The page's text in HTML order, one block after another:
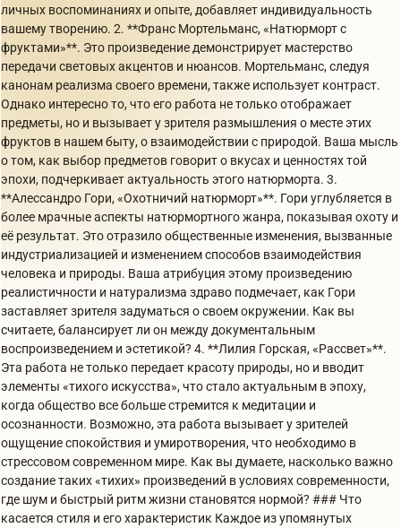
личных воспоминаниях и опыте, добавляет индивидуальность
вашему творению. 2. **Франс Мортельманс, «Натюрморт с
фруктами»**. Это произведение демонстрирует мастерство
передачи световых акцентов и нюансов. Мортельманс, следуя
канонам реализма своего времени, также использует контраст.
Однако интересно то, что его работа не только отображает
предметы, но и вызывает у зрителя размышления о месте этих
фруктов в нашем быту, о взаимодействии с природой. Ваша мысль
о том, как выбор предметов говорит о вкусах и ценностях той
эпохи, подчеркивает актуальность этого натюрморта. 3.
**Алессандро Гори, «Охотничий натюрморт»**. Гори углубляется в
более мрачные аспекты натюрмортного жанра, показывая охоту и
её результат. Это отразило общественные изменения, вызванные
индустриализацией и изменением способов взаимодействия
человека и природы. Ваша атрибуция этому произведению
реалистичности и натурализма здраво подмечает, как Гори
заставляет зрителя задуматься о своем окружении. Как вы
считаете, балансирует ли он между документальным
воспроизведением и эстетикой? 4. **Лилия Горская, «Рассвет»**.
Эта работа не только передает красоту природы, но и вводит
элементы «тихого искусства», что стало актуальным в эпоху,
когда общество все больше стремится к медитации и
осознанности. Возможно, эта работа вызывает у зрителей
ощущение спокойствия и умиротворения, что необходимо в
стрессовом современном мире. Как вы думаете, насколько важно
создание таких «тихих» произведений в условиях современности,
где шум и быстрый ритм жизни становятся нормой? ### Что
касается стиля и его характеристик Каждое из упомянутых